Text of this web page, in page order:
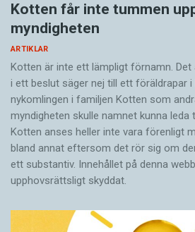
Kotten får inte tummen
myndigheten
ARTIKLAR
Kotten är inte ett lämpligt förnamn.
i ett beslut säger nej till ett föräldra­par i
nykomlingen i familjen Kotten som
myndigheten skulle namnet kunna leda
Kotten anses heller inte vara förenligt
bland annat eftersom det rör sig om
ett substantiv. Innehållet på denna
upphovsrättsligt skyddat.